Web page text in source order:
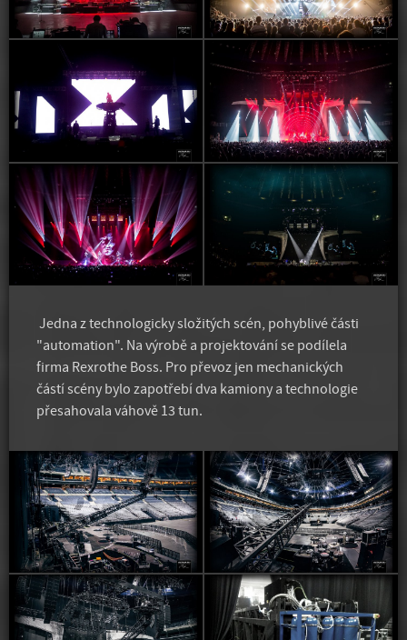
Jedna z technologicky složitých scén, pohyblivé části
"automation". Na výrobě a projektování se podílela
firma Rexrothe Boss. Pro převoz jen mechanických
částí scény bylo zapotřebí dva kamiony a technologie
přesahovala váhově 13 tun.